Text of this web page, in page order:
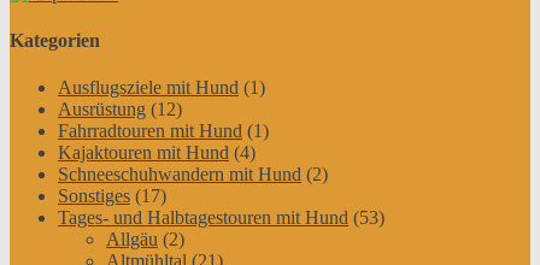
Kategorien
Ausflugsziele mit Hund (1)
Ausrüstung (12)
Fahrradtouren mit Hund (1)
Kajaktouren mit Hund (4)
Schneeschuhwandern mit Hund (2)
Sonstiges (17)
Tages- und Halbtagestouren mit Hund (53)
Allgäu (2)